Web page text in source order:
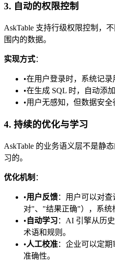
3. 自动的权限控制
AskTable 支持行级权限控制，
围内的数据。
实现方式：
•在用户登录时，系统记录
•在生成 SQL 时，自动添
•用户无感知，但数据安全
4. 持续的优化与学习
AskTable 的业务语义层不是静
习的。
优化机制 ：
•用户反馈：用户可以对
对"、"结果正确"），系统
• 自动学习 ：AI 引擎从历
术语和规则。
•人工校准：企业可以定
准确性。